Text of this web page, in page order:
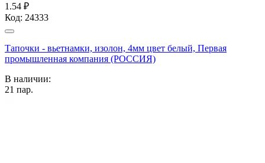
1.54 ₽
Код: 24333
Тапочки - вьетнамки, изолон, 4мм цвет белый, Первая
промышленная компания (РОССИЯ)
В наличии:
21 пар.